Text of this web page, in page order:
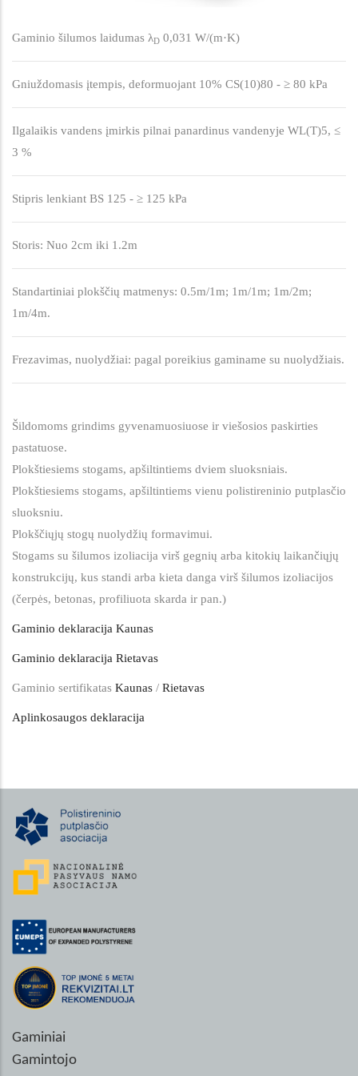
Gaminio šilumos laidumas λD 0,031 W/(m·K)
Gniuždomasis įtempis, deformuojant 10% CS(10)80 - ≥ 80 kPa
Ilgalaikis vandens įmirkis pilnai panardinus vandenyje WL(T)5, ≤
3 %
Stipris lenkiant BS 125 - ≥ 125 kPa
Storis: Nuo 2cm iki 1.2m
Standartiniai plokščių matmenys: 0.5m/1m; 1m/1m; 1m/2m;
1m/4m.
Frezavimas, nuolydžiai: pagal poreikius gaminame su nuolydžiais.
Šildomoms grindims gyvenamuosiuose ir viešosios paskirties
pastatuose.
Plokštiesiems stogams, apšiltintiems dviem sluoksniais.
Plokštiesiems stogams, apšiltintiems vienu polistireninio putplasčio
sluoksniu.
Plokščiųjų stogų nuolydžių formavimui.
Stogams su šilumos izoliacija virš gegnių arba kitokių laikančiųjų
konstrukcijų, kus standi arba kieta danga virš šilumos izoliacijos
(čerpės, betonas, profiliuota skarda ir pan.)
Gaminio deklaracija Kaunas
Gaminio deklaracija Rietavas
Gaminio sertifikatas Kaunas / Rietavas
Aplinkosaugos deklaracija
Gaminiai
Gamintojo